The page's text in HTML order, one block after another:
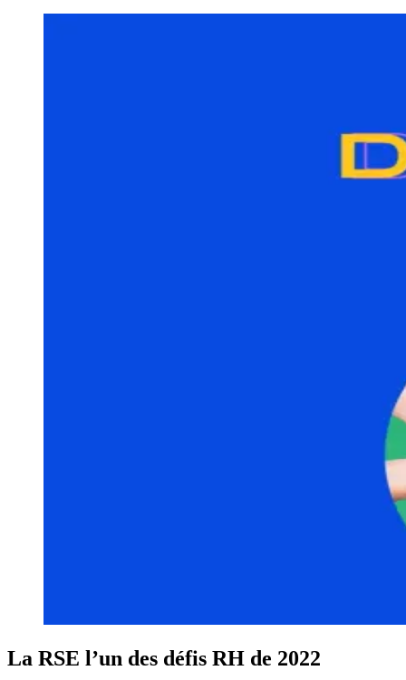
La RSE l’un des défis RH de 2022